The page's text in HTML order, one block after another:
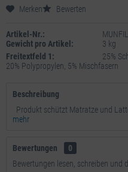
Merken Bewerten
Artikel-Nr.:
Gewicht pro Artikel:
3 kg
Freitextfeld 1:
25%
20% Polypropylen, 5% Mischfasern
Beschreibung
Produkt schützt Matratze und
mehr
Bewertungen
0
Bewertungen lesen, schreiben und